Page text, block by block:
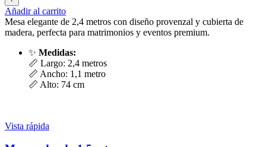
Añadir al carrito
Mesa elegante de 2,4 metros con diseño provenzal y cubierta de
madera, perfecta para matrimonios y eventos premium.
✨ Medidas:
📏 Largo: 2,4 metros
📏 Ancho: 1,1 metro
📏 Alto: 74 cm
Vista rápida